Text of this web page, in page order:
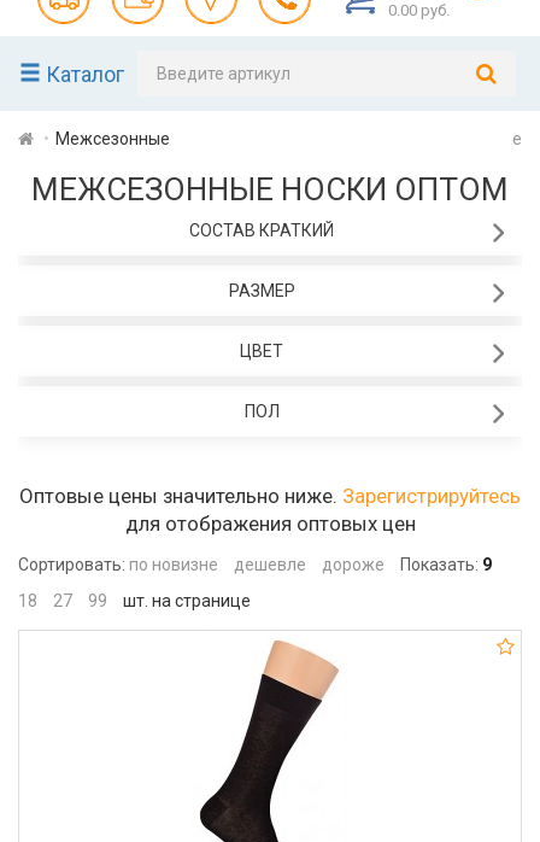
0.00 руб.
Каталог
Межсезонные e
МЕЖСЕЗОННЫЕ НОСКИ ОПТОМ
СОСТАВ КРАТКИЙ
РАЗМЕР
ЦВЕТ
ПОЛ
Оптовые цены значительно ниже. Зарегистрируйтесь
для отображения оптовых цен
Сортировать: по новизне дешевле дороже Показать: 9
18
27 99 шт. на странице